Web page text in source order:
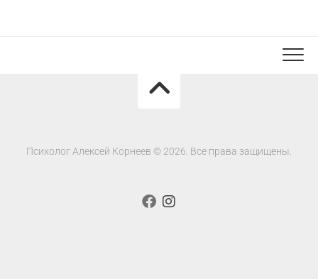
Психолог Алексей Корнеев © 2026. Все права защищены.